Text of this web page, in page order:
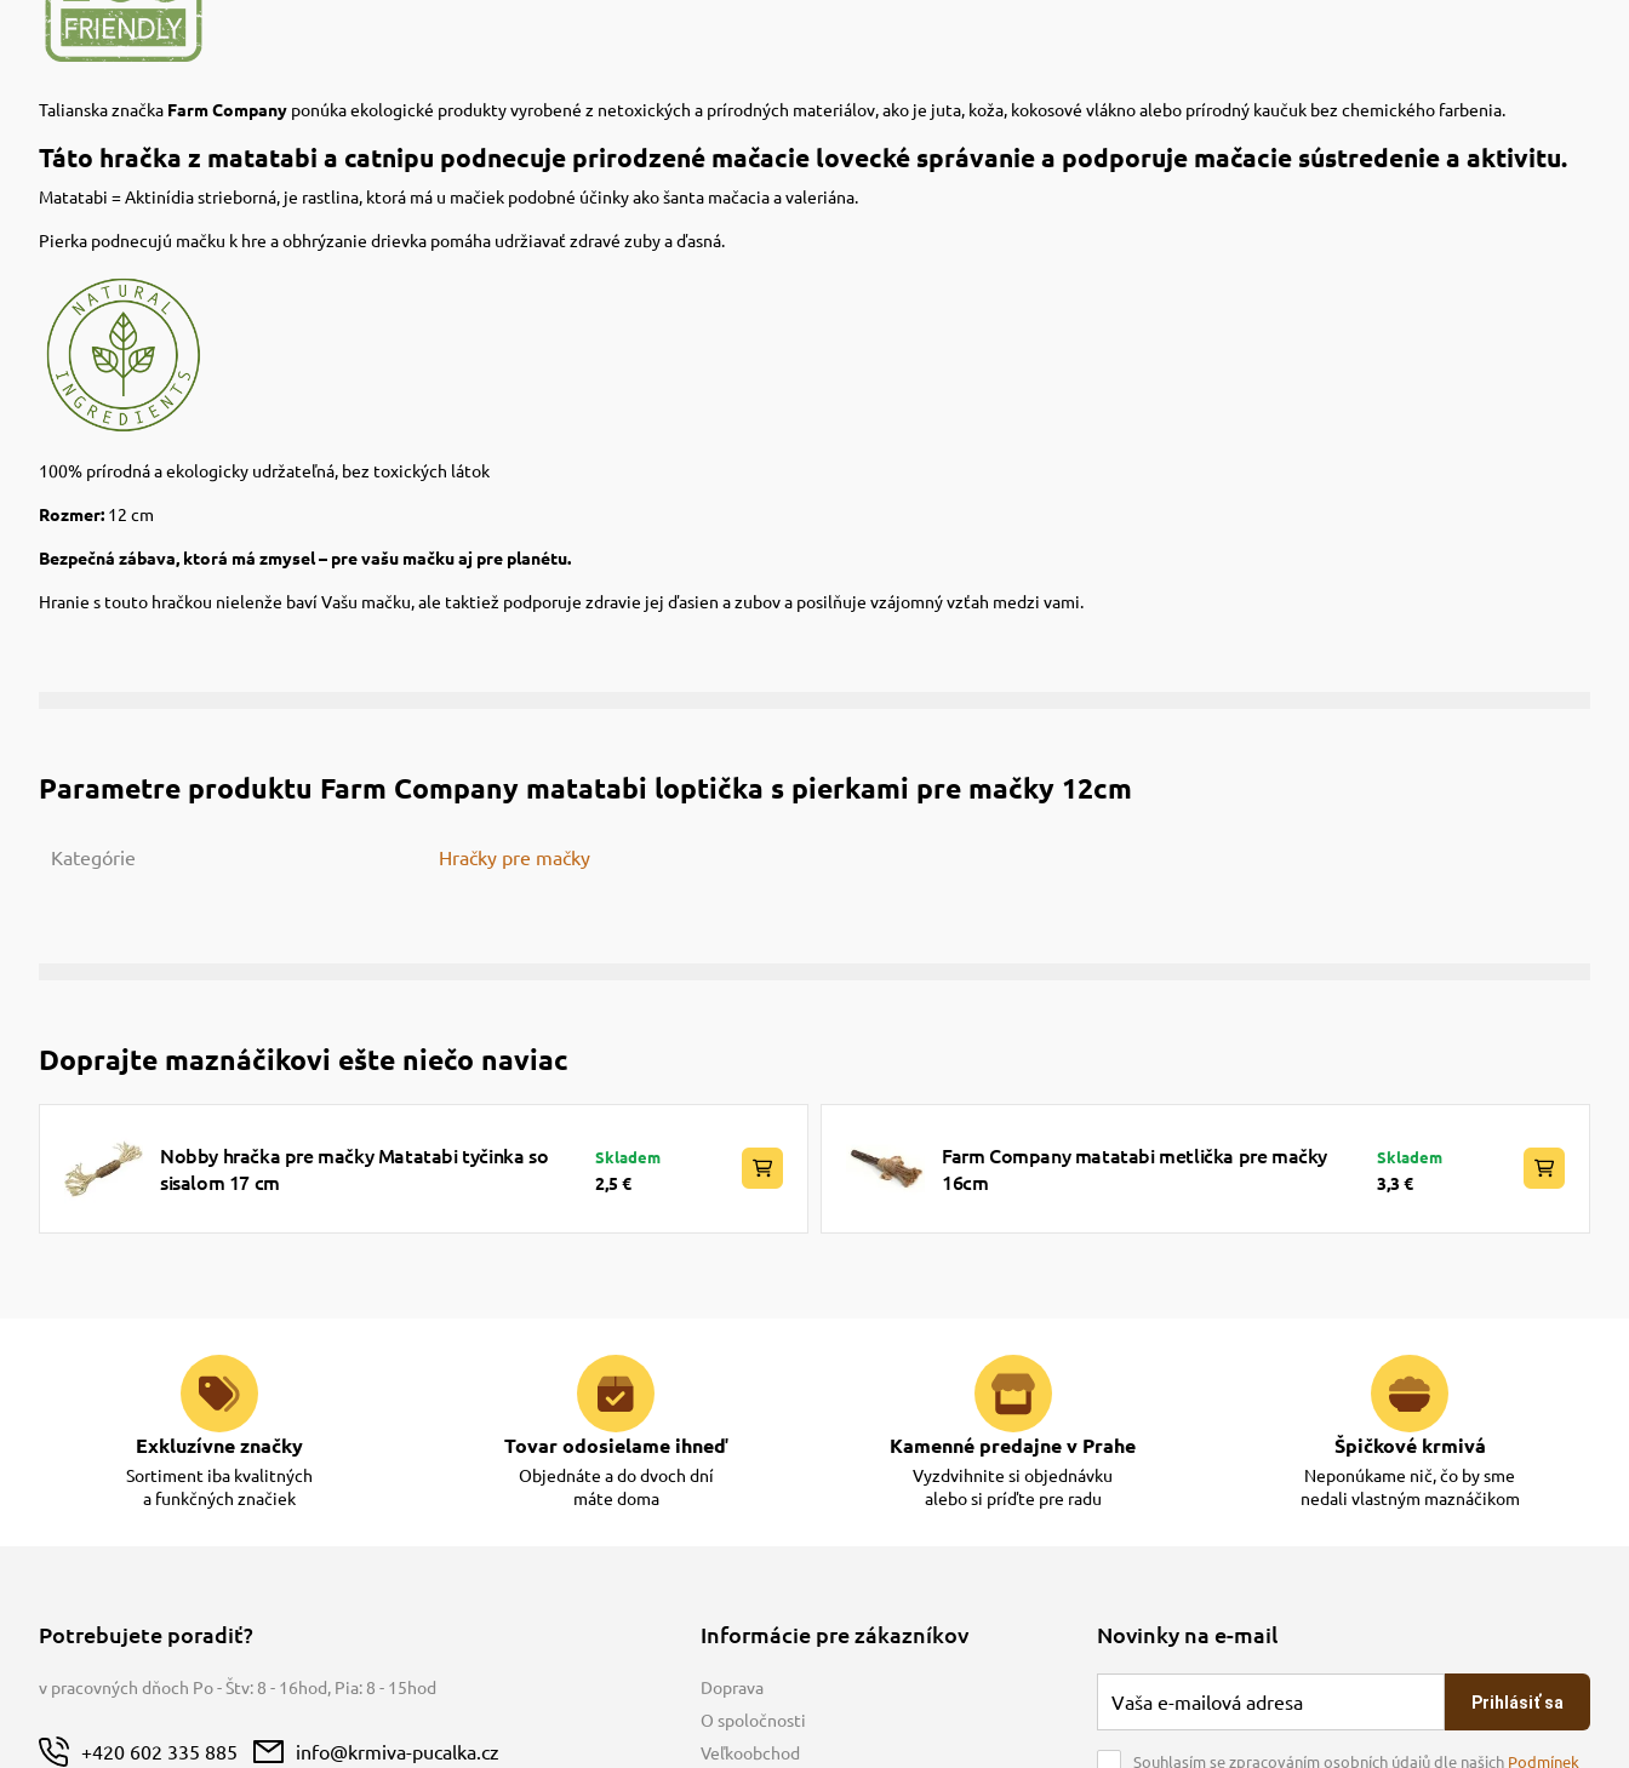
Talianska značka Farm Company ponúka ekologické produkty vyrobené z netoxických a prírodných materiálov, ako je juta, koža, kokosové vlákno alebo prírodný kaučuk bez chemického farbenia.
Táto hračka z matatabi a catnipu podnecuje prirodzené mačacie lovecké správanie a podporuje mačacie sústredenie a aktivitu.
Matatabi = Aktinídia strieborná, je rastlina, ktorá má u mačiek podobné účinky ako šanta mačacia a valeriána.
Pierka podnecujú mačku k hre a obhrýzanie drievka pomáha udržiavať zdravé zuby a ďasná.
100% prírodná a ekologicky udržateľná, bez toxických látok
Rozmer: 12 cm
Bezpečná zábava, ktorá má zmysel – pre vašu mačku aj pre planétu.
Hranie s touto hračkou nielenže baví Vašu mačku, ale taktiež podporuje zdravie jej ďasien a zubov a posilňuje vzájomný vzťah medzi vami.
Parametre produktu Farm Company matatabi loptička s pierkami pre mačky 12cm
Kategórie Hračky pre mačky
Doprajte maznáčikovi ešte niečo naviac
Nobby hračka pre mačky Matatabi tyčinka so
sisalom 17 cm
Skladem
2,5 €
Farm Company matatabi metlička pre mačky
16cm
Skladem
3,3 €
Exkluzívne značky
Sortiment iba kvalitných
a funkčných značiek
Tovar odosielame ihneď
Objednáte a do dvoch dní
máte doma
Kamenné predajne v Prahe
Vyzdvihnite si objednávku
alebo si príďte pre radu
Špičkové krmivá
Neponúkame nič, čo by sme
nedali vlastným maznáčikom
Potrebujete poradiť?
v pracovných dňoch Po - Štv: 8 - 16hod, Pia: 8 - 15hod
+420 602 335 885 info@krmiva-pucalka.cz
Informácie pre zákazníkov
Doprava
O spoločnosti
Veľkoobchod
Novinky na e-mail
Prihlásiť sa
Souhlasím se zpracováním osobních údajů dle našich Podmínek